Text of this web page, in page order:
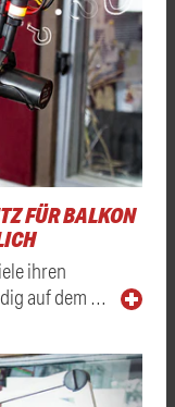
FÜR BALKON
ihren
auf dem …